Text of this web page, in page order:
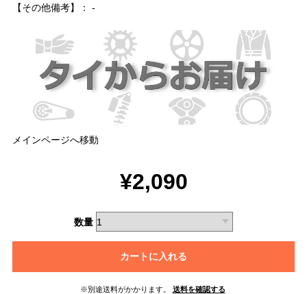
【その他備考】： -
メインページへ移動
¥2,090
数量
カートに入れる
※別途送料がかかります。
送料を確認する